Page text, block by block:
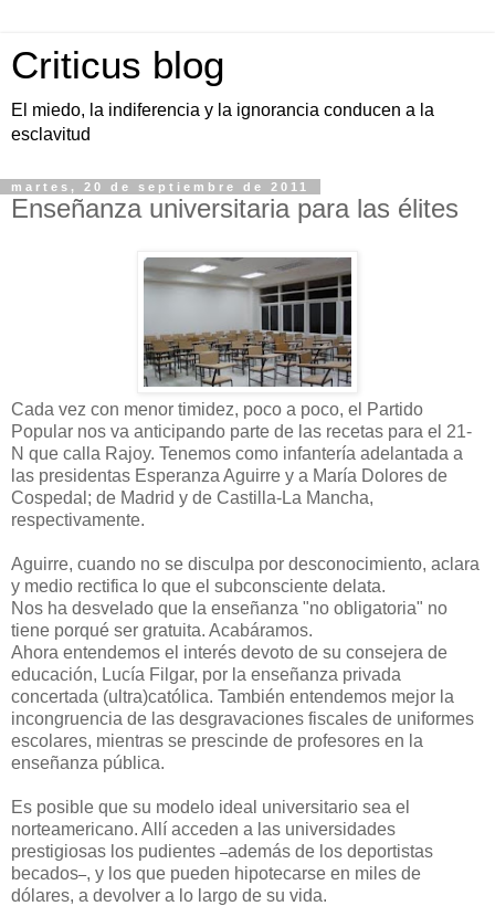
Criticus blog
El miedo, la indiferencia y la ignorancia conducen a la
esclavitud
martes, 20 de septiembre de 2011
Enseñanza universitaria para las élites
Cada vez con menor timidez, poco a poco, el Partido
Popular nos va anticipando parte de las recetas para el 21-
N que calla Rajoy. Tenemos como infantería adelantada a
las presidentas Esperanza Aguirre y a María Dolores de
Cospedal; de Madrid y de Castilla-La Mancha,
respectivamente.
Aguirre, cuando no se disculpa por desconocimiento, aclara
y medio rectifica lo que el subconsciente delata.
Nos ha desvelado que la enseñanza "no obligatoria" no
tiene porqué ser gratuita. Acabáramos.
Ahora entendemos el interés devoto de su consejera de
educación, Lucía Filgar, por la enseñanza privada
concertada (ultra)católica. También entendemos mejor la
incongruencia de las desgravaciones fiscales de uniformes
escolares, mientras se prescinde de profesores en la
enseñanza pública.
Es posible que su modelo ideal universitario sea el
norteamericano. Allí acceden a las universidades
prestigiosas los pudientes –además de los deportistas
becados–, y los que pueden hipotecarse en miles de
dólares, a devolver a lo largo de su vida.